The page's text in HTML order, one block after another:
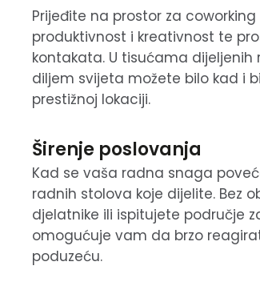
Prijeđite na prostor za
produktivnost i kreativnost te
kontakata. U tisućama
diljem svijeta možete bilo kad i
prestižnoj lokaciji.
Širenje poslovanja
Kad se vaša radna snaga
radnih stolova koje dijelite. Bez
djelatnike ili ispitujete područje
omogućuje vam da brzo
poduzeću.